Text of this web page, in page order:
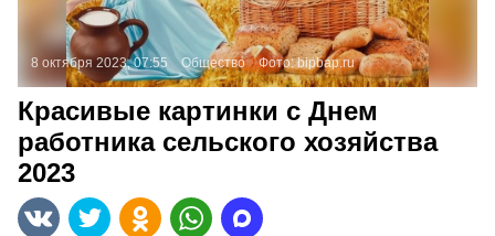
8 октября 2023, 07:55 Общество Фото:bipbap.ru
Красивые картинки с Днем
работника сельского хозяйства
2023